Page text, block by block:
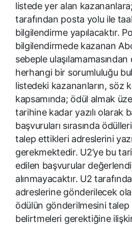
listede yer alan
tarafından posta yolu ile
bilgilendirme yapılacaktır.
bilgilendirmede kazanan
sebeple ulaşılamamasından
herhangi bir sorumluluğu
listedeki kazananların, söz
kapsamında; ödül almak
tarihine kadar yazılı olarak
başvuruları sırasında
talep ettikleri adreslerini
gerekmektedir. U2’ye bu
edilen başvurular
alınmayacaktır. U2
adreslerine gönderilecek
ödülün gönderilmesini
belirtmeleri gerektiğine